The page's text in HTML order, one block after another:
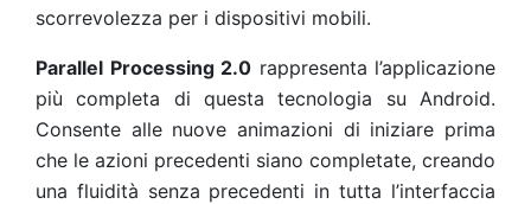
scorrevolezza per i dispositivi mobili.
Parallel Processing 2.0 rappresenta l’applicazione
più completa di questa tecnologia su Android.
Consente alle nuove animazioni di iniziare prima
che le azioni precedenti siano completate, creando
una fluidità senza precedenti in tutta l’interfaccia